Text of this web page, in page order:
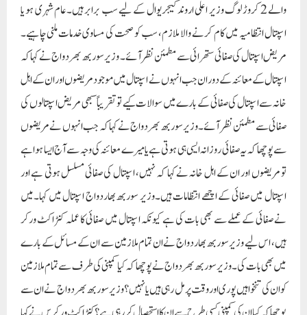
والے 2 کروڑ لوگ وزیر اعلی اروند کیجریوال کے لیے سب برابر ہیں۔عام شہری ہو یا
اسپتال انتظامیہ میں کام کرنے والا ملازم، سب کو صحت کی مساوی خدمات ملنی چاہیے۔
مریض اسپتال کی صفائی ستھرائی سے مطمئن نظر آئے۔ وزیر سوربھ بھردواج نے کہا کہ
اسپتال کے معائنہ کے دوران جب انہوں نے اسپتال میں موجود مریضوں اور ان کے اہل
خانہ سے اسپتال کی صفائی کے بارے میں سوالات کیے تو تقریباً سبھی مریض اسپتالوں کی
صفائی سے مطمئن نظر آئے۔وزیر سوربھ بھردواج نے کہا کہ جب انہوں نے مریضوں
سے پوچھا کہ یہ صفائی روزانہ ایسی ہی ہوتی ہے یا میرے معائنہ کی وجہ سے آج ایسا ہوا ہے
تو مریضوں اور ان کے اہل خانہ نے کہا کہ نہیں، اسپتال کی صفائی مسلسل ہوتی ہے اور
اسپتال میں صفائی کے اچھے انتظامات ہیں۔وزیر سوربھ بھاردواج اسپتال میں کہا۔میں
نے صفائی کے عملے سے بھی بات کی ہے کیونکہ اسپتال میں صفائی کا عملہ کنٹراکٹ ورکر
ہیں، اس لیے وزیر سوربھ بھاردواج نے ان تمام ملازمین سے ان کے مسائل کے بارے
میں بھی بات کی۔وزیر سوربھ بھردواج نے پوچھا کہ کیا کمپنی کی طرف سے تمام ملازمین
کو ان کی تنخواہیں پوری اور وقت پر مل رہی ہیں یا نہیں؟وزیر سوربھ بھردواج نے ان سے